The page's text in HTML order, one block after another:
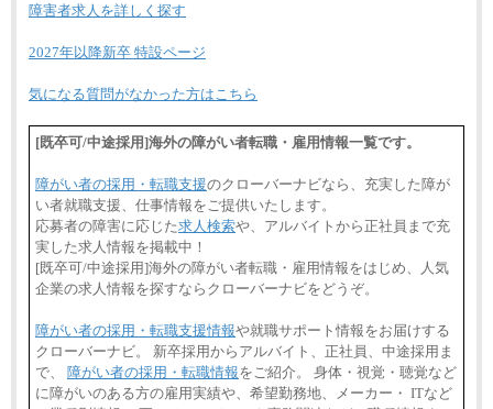
障害者求人を詳しく探す
2027年以降新卒 特設ページ
気になる質問がなかった方はこちら
[既卒可/中途採用]海外の障がい者転職・雇用情報一覧です。
障がい者の採用・転職支援のクローバーナビなら、充実した障が
い者就職支援、仕事情報をご提供いたします。
応募者の障害に応じた求人検索や、アルバイトから正社員まで充
実した求人情報を掲載中！
[既卒可/中途採用]海外の障がい者転職・雇用情報をはじめ、人気
企業の求人情報を探すならクローバーナビをどうぞ。
障がい者の採用・転職支援情報や就職サポート情報をお届けする
クローバーナビ。 新卒採用からアルバイト、正社員、中途採用ま
で、 障がい者の採用・転職情報をご紹介。 身体・視覚・聴覚など
に障がいのある方の雇用実績や、希望勤務地、メーカー・ ITなど